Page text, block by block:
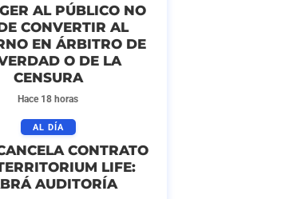
AL PÚBLICO NO
CONVERTIR AL
EN ÁRBITRO DE
O DE LA
CENSURA
Hace 18 horas
AL DÍA
CONTRATO
LIFE:
AUDITORÍA